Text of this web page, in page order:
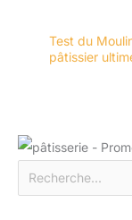
Test du
pâtissier